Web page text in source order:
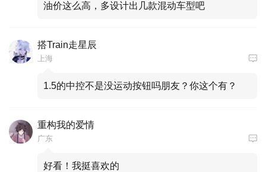
油价这么高，多设计出几款混动车型吧
搭Train走星辰
上海
1.5的中控不是没运动按钮吗朋友？你这个有？
重构我的爱情
广东
好看！我挺喜欢的